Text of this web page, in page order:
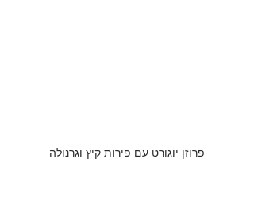
פרוזן יוגורט עם פירות קיץ וגרנולה